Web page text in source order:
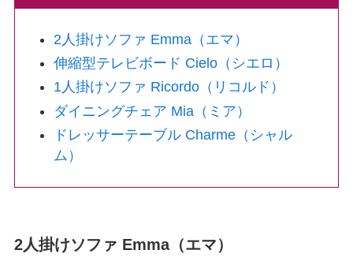
2人掛けソファ Emma（エマ）
伸縮型テレビボード Cielo（シエロ）
1人掛けソファ Ricordo（リコルド）
ダイニングチェア Mia（ミア）
ドレッサーテーブル Charme（シャル
ム）
2人掛けソファ Emma（エマ）